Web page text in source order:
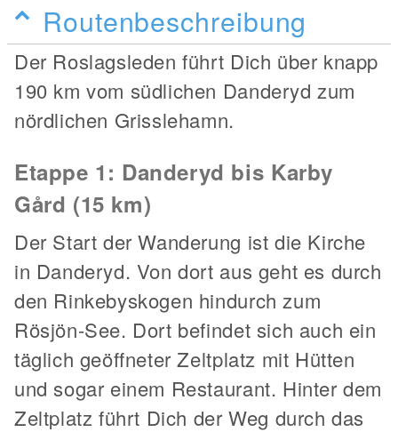
Routenbeschreibung
Der Roslagsleden führt Dich über knapp
190 km vom südlichen Danderyd zum
nördlichen Grisslehamn.
Etappe 1: Danderyd bis Karby
Gård (15 km)
Der Start der Wanderung ist die Kirche
in Danderyd. Von dort aus geht es durch
den Rinkebyskogen hindurch zum
Rösjön-See. Dort befindet sich auch ein
täglich geöffneter Zeltplatz mit Hütten
und sogar einem Restaurant. Hinter dem
Zeltplatz führt Dich der Weg durch das